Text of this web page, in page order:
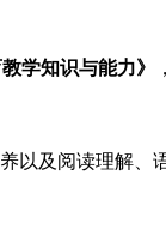
学知识与能力》
以及阅读理解、